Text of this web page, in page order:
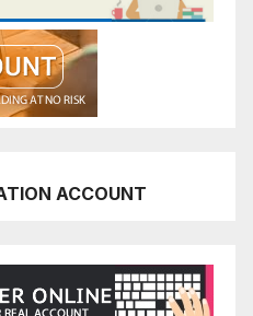
ACCOUNT